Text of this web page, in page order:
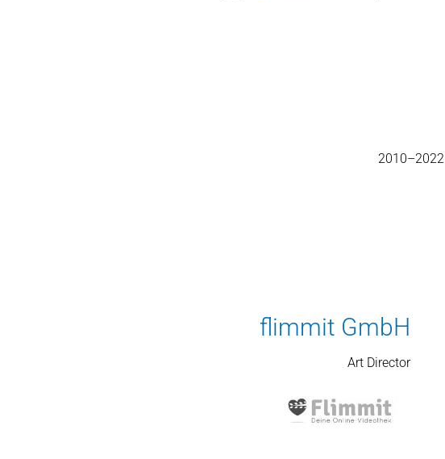
2010–2022
flimmit GmbH
Art Director